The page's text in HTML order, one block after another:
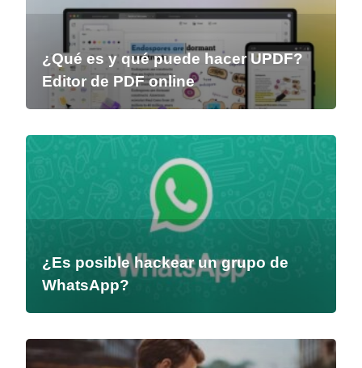
¿Qué es y qué puede hacer UPDF?
Editor de PDF online
¿Es posible hackear un grupo de
WhatsApp?